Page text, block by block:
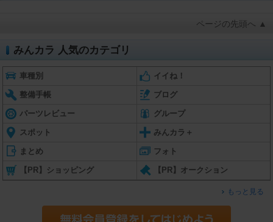
ページの先頭へ ▲
みんカラ 人気のカテゴリ
車種別 イイね！
整備手帳 ブログ
パーツレビュー グループ
スポット みんカラ＋
まとめ フォト
【PR】ショッピング 【PR】オークション
もっと見る